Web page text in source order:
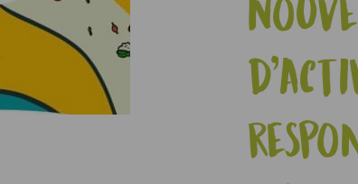
Actualités
Espace Pros & Presse